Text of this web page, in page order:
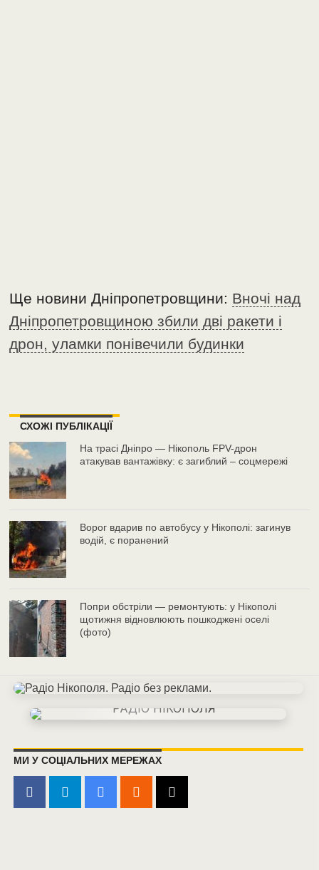
Ще новини Дніпропетровщини: Вночі над
Дніпропетровщиною збили дві ракети і
дрон, уламки понівечили будинки
СХОЖІ ПУБЛІКАЦІЇ
На трасі Дніпро — Нікополь FPV-дрон
атакував вантажівку: є загиблий – соцмережі
Ворог вдарив по автобусу у Нікополі: загинув
водій, є поранений
Попри обстріли — ремонтують: у Нікополі
щотижня відновлюють пошкоджені оселі
(фото)
МИ У СОЦІАЛЬНИХ МЕРЕЖАХ